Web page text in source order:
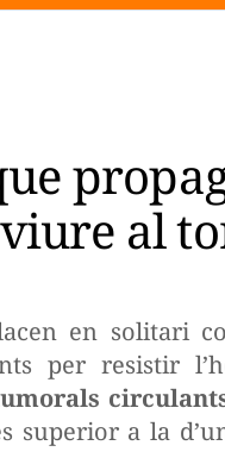
al
en solitari
per resistir
superior a la